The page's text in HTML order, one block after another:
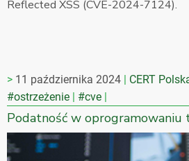
Reflected XSS (CVE-2024-7124).
11 października 2024 CERT
#ostrzeżenie
#cve
Podatność w oprogramowaniu